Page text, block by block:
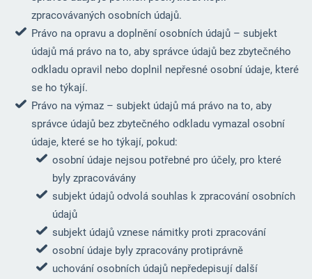
zpracovávaných osobních údajů.
Právo na opravu a doplnění osobních údajů – subjekt
údajů má právo na to, aby správce údajů bez zbytečného
odkladu opravil nebo doplnil nepřesné osobní údaje, které
se ho týkají.
Právo na výmaz – subjekt údajů má právo na to, aby
správce údajů bez zbytečného odkladu vymazal osobní
údaje, které se ho týkají, pokud:
osobní údaje nejsou potřebné pro účely, pro které
byly zpracovávány
subjekt údajů odvolá souhlas k zpracování osobních
údajů
subjekt údajů vznese námitky proti zpracování
osobní údaje byly zpracovány protiprávně
uchování osobních údajů nepředepisují další